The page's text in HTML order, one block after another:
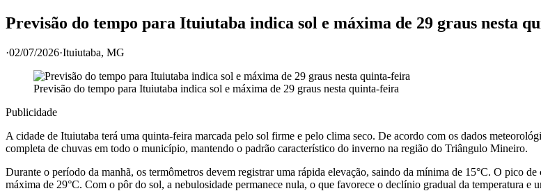
Previsão do tempo para Ituiutaba indica sol e máxima de 29 graus nesta
·02/07/2026·Ituiutaba, MG
Previsão do tempo para Ituiutaba indica sol e máxima de 29 graus nesta quinta-feira
Publicidade
A cidade de Ituiutaba terá uma quinta-feira marcada pelo sol firme e pelo clima seco. De acordo com os dados
completa de chuvas em todo o município, mantendo o padrão característico do inverno na região do Triângulo Mineiro.
Durante o período da manhã, os termômetros devem registrar uma rápida elevação, saindo da mínima de 15°C. O pico
máxima de 29°C. Com o pôr do sol, a nebulosidade permanece nula, o que favorece o declínio gradual da temperatura e